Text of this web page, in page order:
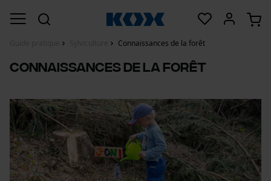
Connaissances de la forêt
Connaissances de la forêt